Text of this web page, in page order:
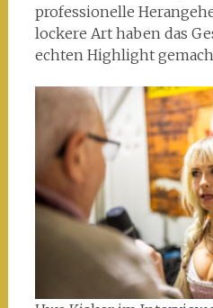
professionelle
lockere Art haben das
echten Highlight